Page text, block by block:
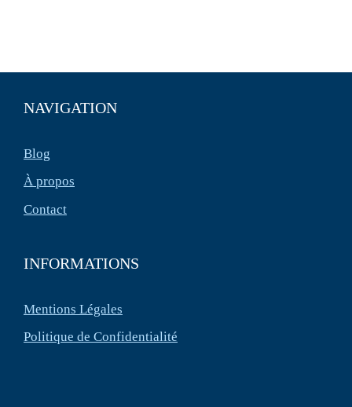
NAVIGATION
Blog
À propos
Contact
INFORMATIONS
Mentions Légales
Politique de Confidentialité